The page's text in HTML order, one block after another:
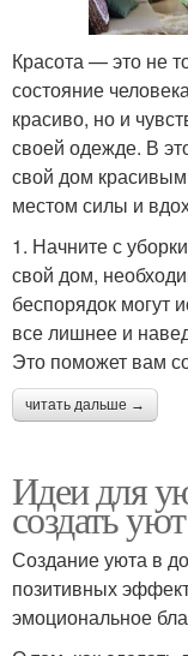
Красота — это не
состояние
красиво, но и
своей одежде. В
свой дом
местом силы и
1. Начните с
свой дом,
беспорядок могут
все лишнее и
Это поможет вам
читать дальше →
Идеи для
создать
Создание уюта в
позитивных
эмоциональное